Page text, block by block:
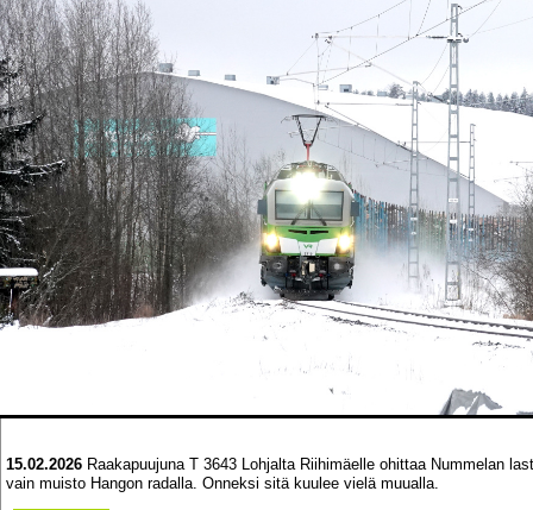
15.02.2026 Raakapuujuna T 3643 Lohjalta Riihimäelle ohittaa Nummelan
vain muisto Hangon radalla. Onneksi sitä kuulee vielä muualla.